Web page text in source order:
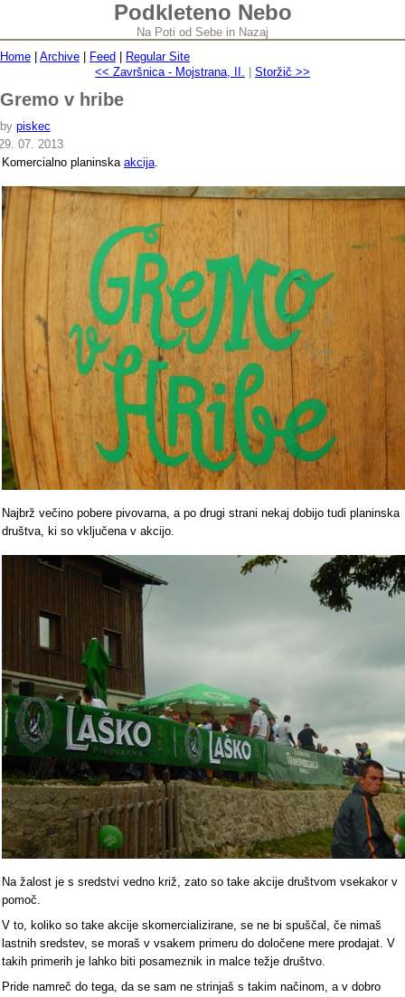
Podkleteno Nebo
Na Poti od Sebe in Nazaj
Home
Archive Feed
Regular Site
<< Završnica - Mojstrana, II.
Storžič >>
Gremo v hribe
by piskec
07. 2013
Komercialno planinska akcija.
Najbrž večino pobere pivovarna, a po drugi strani nekaj dobijo tudi planinska
društva, ki so vključena v akcijo.
Na žalost je s sredstvi vedno križ, zato so take akcije društvom vsekakor v
pomoč.
V to, koliko so take akcije skomercializirane, se ne bi spuščal, če nimaš
lastnih sredstev, se moraš v vsakem primeru do določene mere prodajat. V
takih primerih je lahko biti posameznik in malce težje društvo.
Pride namreč do tega, da se sam ne strinjaš s takim načinom, a v dobro